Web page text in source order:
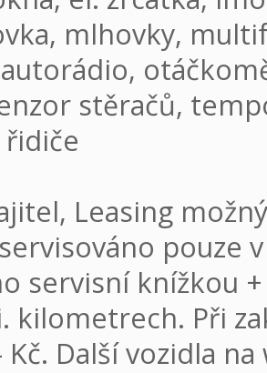
mlhovky,
stěračů,
Leasing
pouze
servisní knížkou
kilometrech. Při
Kč. Další vozidla